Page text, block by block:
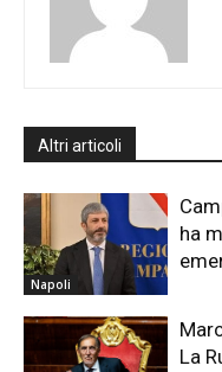
Altri articoli
Napoli
ha
La